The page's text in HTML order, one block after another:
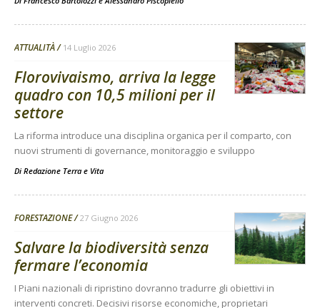
ATTUALITÀ 14 Luglio 2026
Florovivaismo, arriva la legge
quadro con 10,5 milioni per il
settore
La riforma introduce una disciplina organica per il comparto, con
nuovi strumenti di governance, monitoraggio e sviluppo
Di Redazione Terra e Vita
FORESTAZIONE 27 Giugno 2026
Salvare la biodiversità senza
fermare l’economia
I Piani nazionali di ripristino dovranno tradurre gli obiettivi in
interventi concreti. Decisivi risorse economiche, proprietari